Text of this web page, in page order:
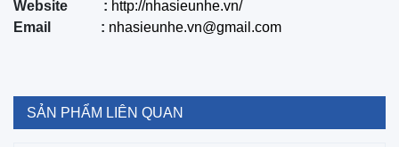
Website : http://nhasieunhe.vn/
Email : nhasieunhe.vn@gmail.com
SẢN PHẨM LIÊN QUAN